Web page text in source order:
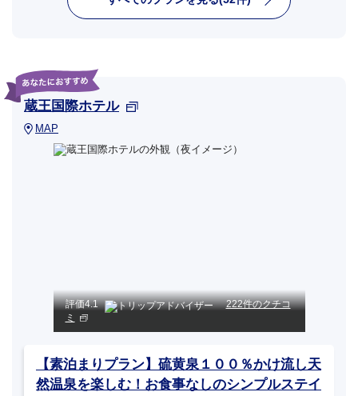
蔵王国際ホテル
MAP
評価4.1
222件のクチコ
ミ
【素泊まりプラン】硫黄泉１００％かけ流し天
然温泉を楽しむ！お食事なしのシンプルステイ